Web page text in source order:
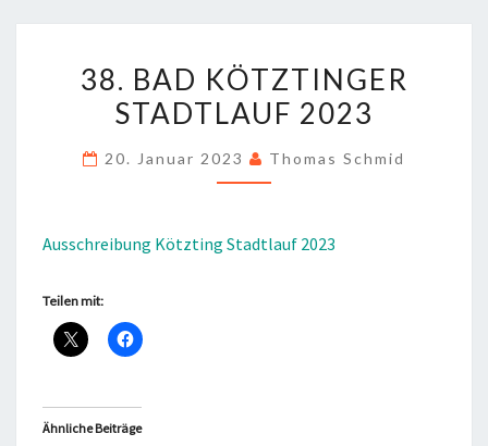
BAD
KÖTZTINGER
2023
38. BAD KÖTZTINGER
STADTLAUF 2023
20. Januar 2023 Thomas Schmid
Ausschreibung Kötzting Stadtlauf 2023
Teilen mit:
Ähnliche Beiträge